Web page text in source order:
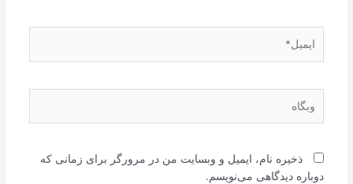
ذخیره نام، ایمیل و وبسایت من در مرورگر برای زمانی که
دوباره دیدگاهی می‌نویسم.